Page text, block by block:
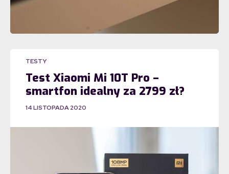
TESTY
Test Xiaomi Mi 10T Pro –
smartfon idealny za 2799 zł?
14 LISTOPADA 2020